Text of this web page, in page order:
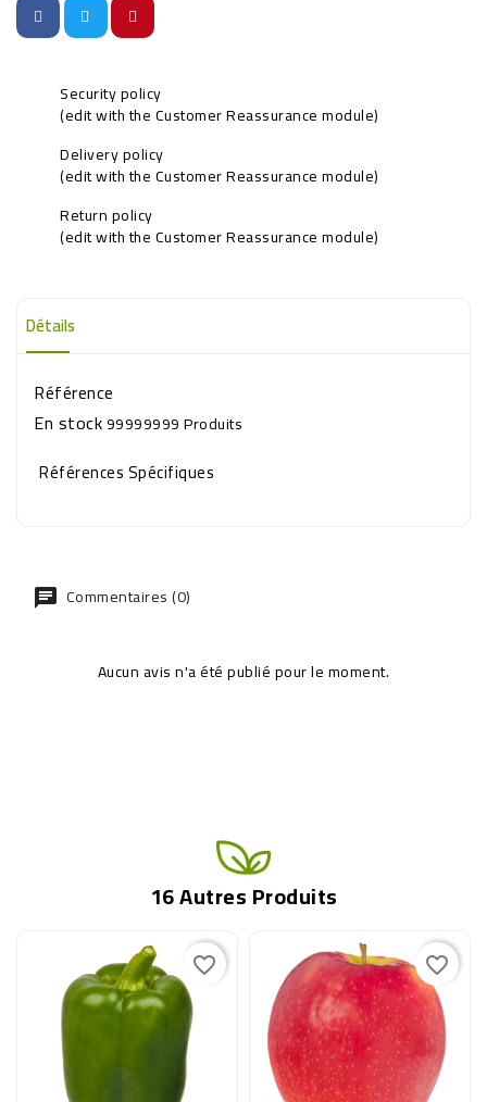
Security policy
(edit with the Customer Reassurance module)
Delivery policy
(edit with the Customer Reassurance module)
Return policy
(edit with the Customer Reassurance module)
Détails
Référence
En stock99999999 Produits
Références Spécifiques
Commentaires (0)
Aucun avis n'a été publié pour le moment.
16 Autres Produits
favorite_border favorite_border